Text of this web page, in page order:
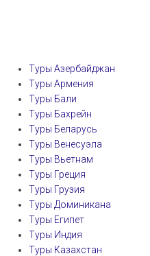
Туры Азербайджан
Туры Армения
Туры Бали
Туры Бахрейн
Туры Беларусь
Туры Венесуэла
Туры Вьетнам
Туры Греция
Туры Грузия
Туры Доминикана
Туры Египет
Туры Индия
Туры Казахстан